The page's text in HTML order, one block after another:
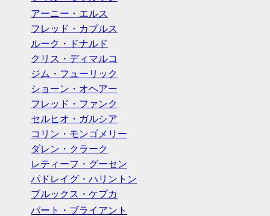
アーニー・エルス
フレッド・カプルス
ルーク・ドナルド
クリス・ディマルコ
ジム・フューリック
ショーン・オヘアー
フレッド・ファンク
セルヒオ・ガルシア
コリン・モンゴメリー
ダレン・クラーク
レティーフ・グーセン
パドレイグ・ハリントン
ブルックス・ケプカ
バート・ブライアント